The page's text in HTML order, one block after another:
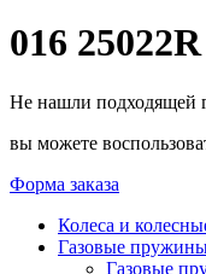
016 25022R
Не нашли подходящей
вы можете
Форма заказа
Колеса и
Газовые
Газовые